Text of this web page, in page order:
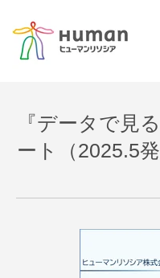
『データで見
ート（2025.5